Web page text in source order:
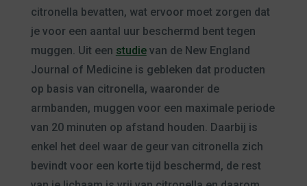
citronella bevatten, wat ervoor moet zorgen dat
je voor een aantal uur beschermd bent tegen
muggen. Uit een studievan de New England
Journal of Medicine is gebleken dat producten
op basis van citronella, waaronder de
armbanden, muggen voor een maximale periode
van 20 minuten op afstand houden. Daarbij is
enkel het deel waar de geur van citronella zich
bevindt voor een korte tijd beschermd, de rest